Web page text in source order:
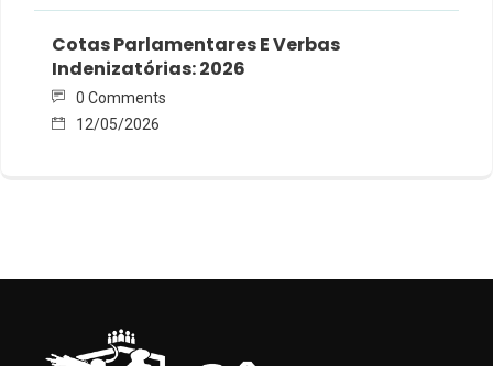
Cotas Parlamentares E Verbas
Indenizatórias: 2026
0 Comments
12/05/2026